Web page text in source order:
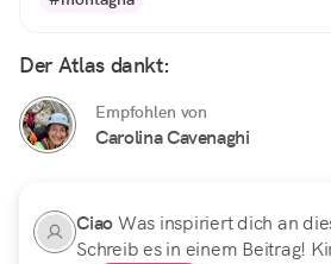
Der Atlas dankt:
Empfohlen von
Carolina Cavenaghi
CiaoWas inspiriert dich an
Schreib es in einem Beitrag!